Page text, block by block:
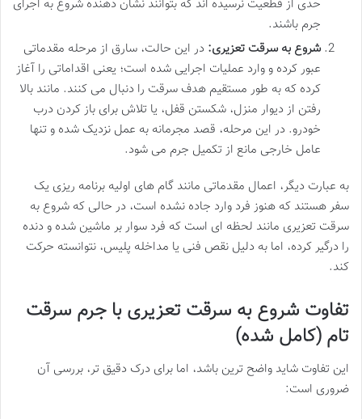
حدی از قطعیت نرسیده اند که بتوانند نشان دهنده شروع به اجرای
جرم باشند.
شروع به سرقت تعزیری: در این حالت، سارق از مرحله مقدماتی
عبور کرده و وارد عملیات اجرایی شده است؛ یعنی اقداماتی را آغاز
کرده که به طور مستقیم هدف سرقت را دنبال می کنند. مانند بالا
رفتن از دیوار منزل، شکستن قفل، یا تلاش برای باز کردن درب
خودرو. در این مرحله، قصد مجرمانه به عمل نزدیک شده و تنها
عامل خارجی مانع از تکمیل جرم می شود.
به عبارت دیگر، اعمال مقدماتی مانند گام های اولیه برنامه ریزی یک
سفر هستند که هنوز فرد وارد جاده نشده است، در حالی که شروع به
سرقت تعزیری مانند لحظه ای است که فرد سوار بر ماشین شده و دنده
را درگیر کرده، اما به دلیل نقص فنی یا مداخله پلیس، نتوانسته حرکت
کند.
تفاوت شروع به سرقت تعزیری با جرم سرقت
تام (کامل شده)
این تفاوت شاید واضح ترین باشد، اما برای درک دقیق تر، بررسی آن
ضروری است: